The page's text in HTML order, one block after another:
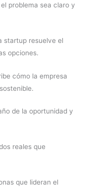
problema sea claro y
startup resuelve el
opciones.
cómo la empresa
de la oportunidad y
reales que
que lideran el